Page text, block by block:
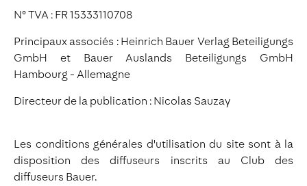
N° TVA : FR 15333110708
Principaux associés : Heinrich Bauer Verlag Beteiligungs
GmbH et Bauer Auslands Beteiligungs GmbH
Hambourg - Allemagne
Directeur de la publication : Nicolas Sauzay
Les conditions générales d'utilisation du site sont à la
disposition des diffuseurs inscrits au Club des
diffuseurs Bauer.